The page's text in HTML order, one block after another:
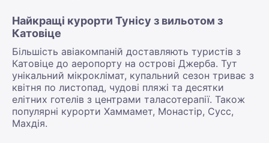
Найкращі курорти Тунісу з вильотом з
Катовіце
Більшість авіакомпаній доставляють туристів з
Катовіце до аеропорту на острові Джерба. Тут
унікальний мікроклімат, купальний сезон триває з
квітня по листопад, чудові пляжі та десятки
елітних готелів з центрами таласотерапії. Також
популярні курорти Хаммамет, Монастір, Сусс,
Махдія.